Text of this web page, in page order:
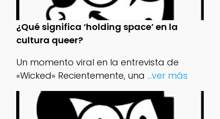
¿Qué significa ‘holding space’ en la
cultura queer?
Un momento viral en la entrevista de
«Wicked» Recientemente, una ...ver más